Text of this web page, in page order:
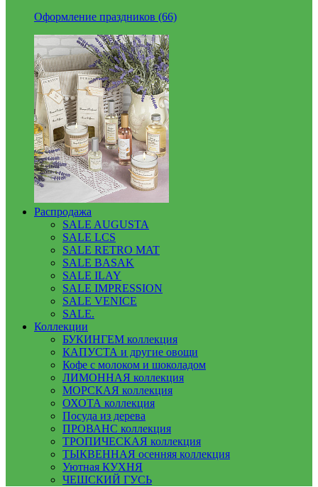
Оформление праздников (66)
Распродажа
SALE AUGUSTA
SALE LCS
SALE RETRO MAT
SALE BASAK
SALE ILAY
SALE IMPRESSION
SALE VENICE
SALE.
Коллекции
БУКИНГЕМ коллекция
КАПУСТА и другие овощи
Кофе с молоком и шоколадом
ЛИМОННАЯ коллекция
МОРСКАЯ коллекция
ОХОТА коллекция
Посуда из дерева
ПРОВАНС коллекция
ТРОПИЧЕСКАЯ коллекция
ТЫКВЕННАЯ осенняя коллекция
Уютная КУХНЯ
ЧЕШСКИЙ ГУСЬ